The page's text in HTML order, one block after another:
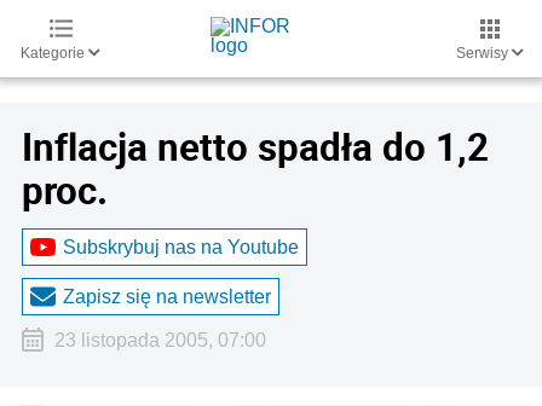
Kategorie Serwisy
Inflacja netto spadła do 1,2
proc.
Subskrybuj nas na Youtube
Zapisz się na newsletter
23 listopada 2005, 07:00